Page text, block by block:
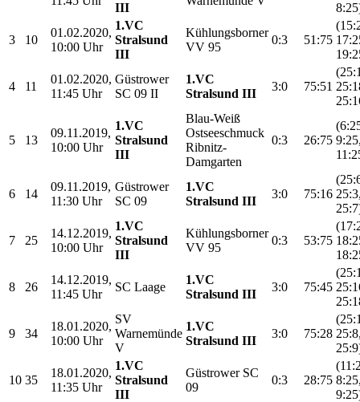
III
3 10
01.02.2020,
10:00 Uhr
1.VC
Stralsund
III
Kühlungsborner
VV 95
0:3 51:75
4 11
01.02.2020,
11:45 Uhr
Güstrower
SC 09 II
1.VC
Stralsund III
3:0 75:51
5 13
09.11.2019,
10:00 Uhr
1.VC
Stralsund
III
Blau-Weiß
Ostseeschmuck
Ribnitz-
Damgarten
0:3 26:75
6 14
09.11.2019,
11:30 Uhr
Güstrower
SC 09
1.VC
Stralsund III
3:0 75:16
7 25
14.12.2019,
10:00 Uhr
1.VC
Stralsund
III
Kühlungsborner
VV 95
0:3 53:75
8 26
14.12.2019,
11:45 Uhr
SC Laage
1.VC
Stralsund III
3:0 75:45
9 34
18.01.2020,
10:00 Uhr
SV
Warnemünde
V
1.VC
Stralsund III
3:0 75:28
10 35
18.01.2020,
11:35 Uhr
1.VC
Stralsund
III
Güstrower SC
09
0:3 28:75